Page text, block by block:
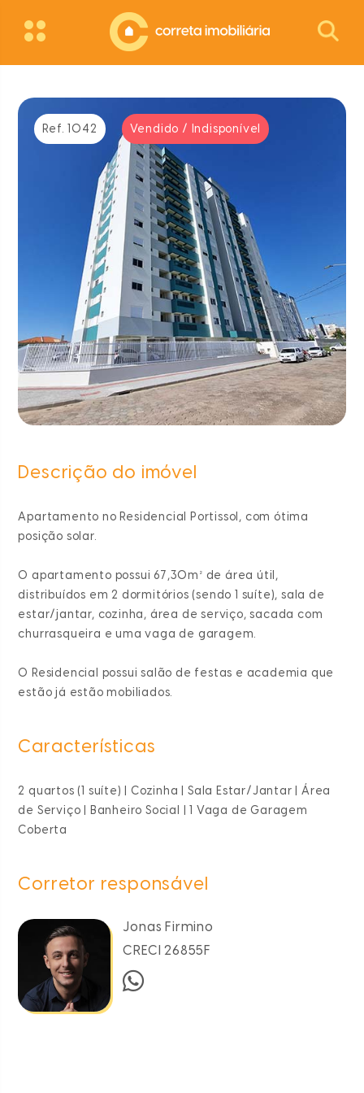
Ref. 1042 Vendido / Indisponível
Descrição do imóvel
Apartamento no Residencial Portissol, com ótima
posição solar.
O apartamento possui 67,30m² de área útil,
distribuídos em 2 dormitórios (sendo 1 suíte), sala de
estar/jantar, cozinha, área de serviço, sacada com
churrasqueira e uma vaga de garagem.
O Residencial possui salão de festas e academia que
estão já estão mobiliados.
Características
2 quartos (1 suíte) | Cozinha | Sala Estar/Jantar | Área
de Serviço | Banheiro Social | 1 Vaga de Garagem
Coberta
Corretor responsável
Jonas Firmino
CRECI 26855F